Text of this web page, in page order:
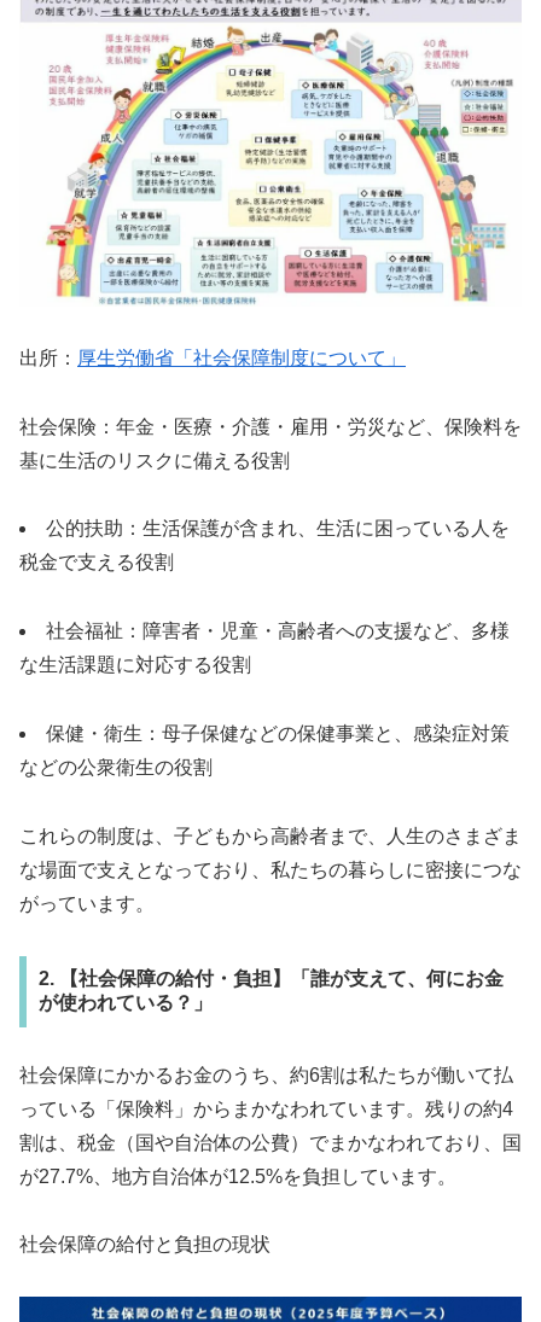
出所： 厚生労働省「社会保障制度について」
社会保険：年金・医療・介護・雇用・労災など、保険料を
基に生活のリスクに備える役割
公的扶助：生活保護が含まれ、生活に困っている人を
税金で支える役割
社会福祉：障害者・児童・高齢者への支援など、多様
な生活課題に対応する役割
保健・衛生：母子保健などの保健事業と、感染症対策
などの公衆衛生の役割
これらの制度は、子どもから高齢者まで、人生のさまざま
な場面で支えとなっており、私たちの暮らしに密接につな
がっています。
2. 【社会保障の給付・負担】「誰が支えて、何にお金
が使われている？」
社会保障にかかるお金のうち、約6割は私たちが働いて払
っている「保険料」からまかなわれています。残りの約4
割は、税金（国や自治体の公費）でまかなわれており、国
が27.7%、地方自治体が12.5%を負担しています。
社会保障の給付と負担の現状